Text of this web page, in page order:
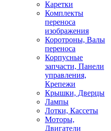
Каретки
Комплекты
переноса
изображения
Коротроны, Валы
переноса
Корпусные
запчасти, Панели
управления,
Крепежи
Крышки, Дверцы
Лампы
Лотки, Кассеты
Моторы,
Двигатели